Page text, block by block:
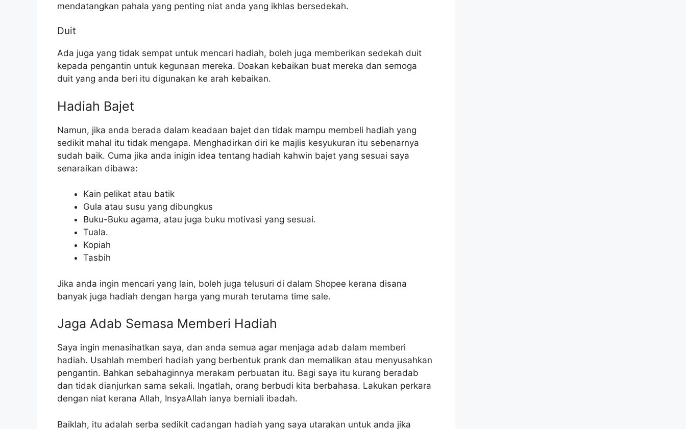
mendatangkan pahala yang penting niat anda yang ikhlas bersedekah.
Duit
Ada juga yang tidak sempat untuk mencari hadiah, boleh juga memberikan sedekah duit
kepada pengantin untuk kegunaan mereka. Doakan kebaikan buat mereka dan semoga
duit yang anda beri itu digunakan ke arah kebaikan.
Hadiah Bajet
Namun, jika anda berada dalam keadaan bajet dan tidak mampu membeli hadiah yang
sedikit mahal itu tidak mengapa. Menghadirkan diri ke majlis kesyukuran itu sebenarnya
sudah baik. Cuma jika anda inigin idea tentang hadiah kahwin bajet yang sesuai saya
senaraikan dibawa:
Kain pelikat atau batik
Gula atau susu yang dibungkus
Buku-Buku agama, atau juga buku motivasi yang sesuai.
Tuala.
Kopiah
Tasbih
Jika anda ingin mencari yang lain, boleh juga telusuri di dalam Shopee kerana disana
banyak juga hadiah dengan harga yang murah terutama time sale.
Jaga Adab Semasa Memberi Hadiah
Saya ingin menasihatkan saya, dan anda semua agar menjaga adab dalam memberi
hadiah. Usahlah memberi hadiah yang berbentuk prank dan memalikan atau menyusahkan
pengantin. Bahkan sebahaginnya merakam perbuatan itu. Bagi saya itu kurang beradab
dan tidak dianjurkan sama sekali. Ingatlah, orang berbudi kita berbahasa. Lakukan perkara
dengan niat kerana Allah, InsyaAllah ianya berniali ibadah.
Baiklah, itu adalah serba sedikit cadangan hadiah yang saya utarakan untuk anda jika